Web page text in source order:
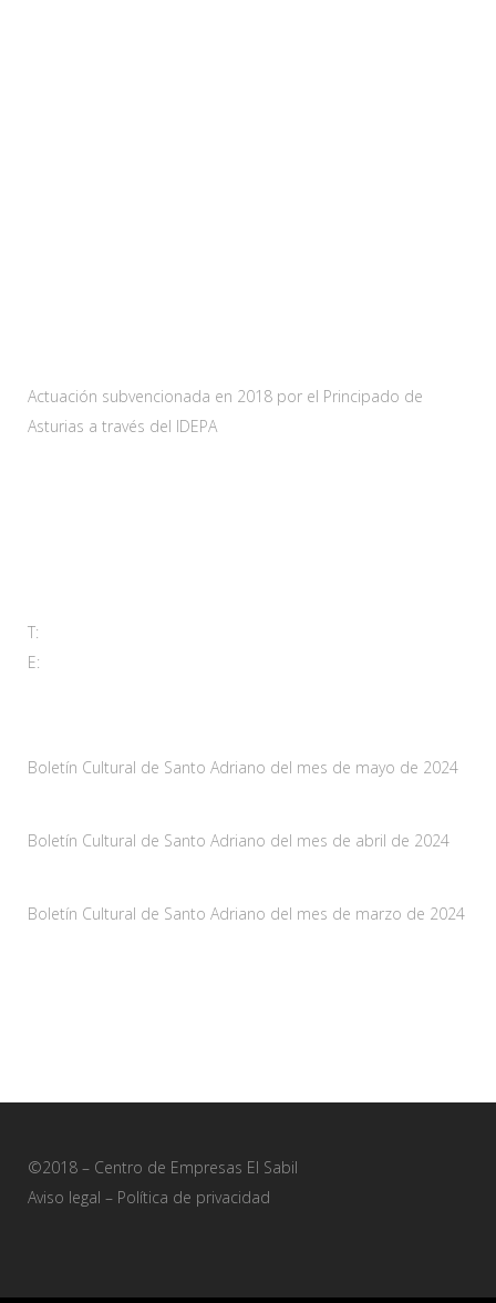
Actuación subvencionada en 2018 por el Principado de
Asturias a través del IDEPA
T:
E:
Boletín Cultural de Santo Adriano del mes de mayo de 2024
Boletín Cultural de Santo Adriano del mes de abril de 2024
Boletín Cultural de Santo Adriano del mes de marzo de 2024
©2018 – Centro de Empresas El Sabil
Aviso legal – Política de privacidad